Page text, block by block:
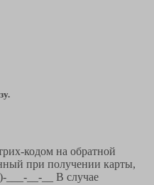
кодом на обратной
при получении карты,
___-__-__ В случае